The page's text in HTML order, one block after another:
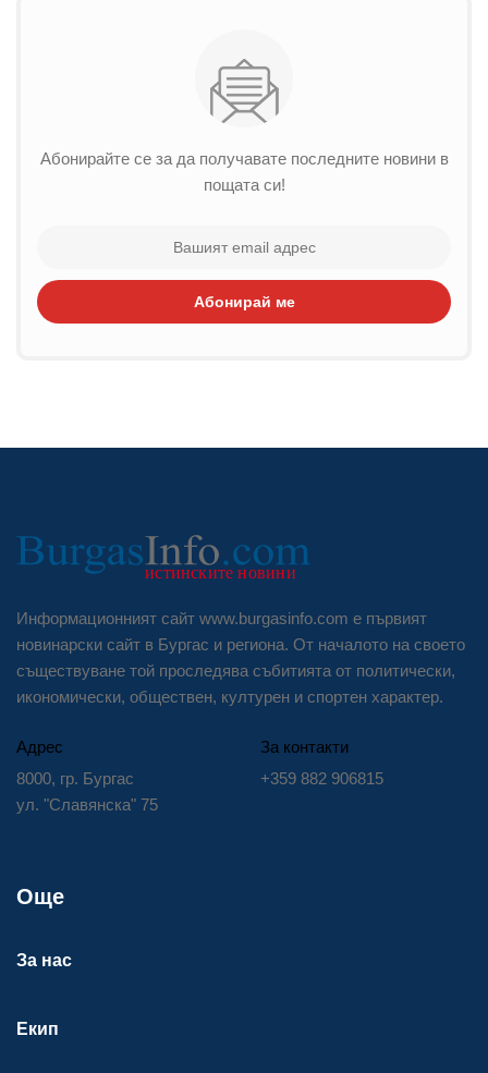
Абонирайте се за да получавате последните новини в
пощата си!
Абонирай ме
Информационният сайт www.burgasinfo.com е първият
новинарски сайт в Бургас и региона. От началото на своето
съществуване той проследява събитията от политически,
икономически, обществен, културен и спортен характер.
Адрес
8000, гр. Бургас
ул. "Славянска" 75
За контакти
+359 882 906815
Още
За нас
Екип